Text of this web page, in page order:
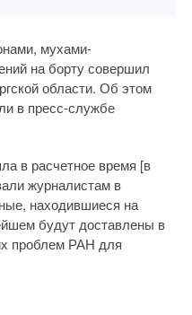
мухами-
на борту совершил
области. Об этом
в пресс-службе
в расчетное время [в
журналистам в
находившиеся на
будут доставлены в
проблем РАН для